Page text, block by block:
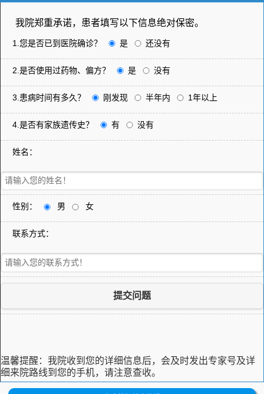
我院郑重承诺，患者填写以下信息绝对保密。
1.您是否已到医院确诊？ 是 还没有
2.是否使用过药物、偏方？ 是 没有
3.患病时间有多久？ 刚发现 半年内 1年以上
4.是否有家族遗传史？ 有 没有
姓名：
性别： 男 女
联系方式：
提交问题
温馨提醒： 我院收到您的详细信息后，会及时发出专家号及详
细来院路线到您的手机，请注意查收。